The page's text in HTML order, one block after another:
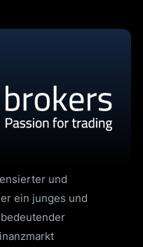
und
ein junges und